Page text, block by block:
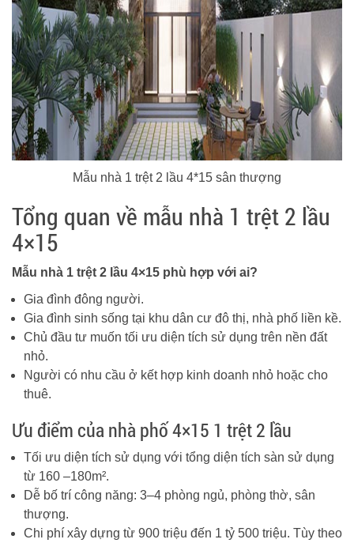
Mẫu nhà 1 trệt 2 lầu 4*15 sân thượng
Tổng quan về mẫu nhà 1 trệt 2 lầu
4×15
Mẫu nhà 1 trệt 2 lầu 4×15 phù hợp với ai?
Gia đình đông người.
Gia đình sinh sống tại khu dân cư đô thị, nhà phố liền kề.
Chủ đầu tư muốn tối ưu diện tích sử dụng trên nền đất
nhỏ.
Người có nhu cầu ở kết hợp kinh doanh nhỏ hoặc cho
thuê.
Ưu điểm của nhà phố 4×15 1 trệt 2 lầu
Tối ưu diện tích sử dụng với tổng diện tích sàn sử dụng
từ 160 –180m².
Dễ bố trí công năng: 3–4 phòng ngủ, phòng thờ, sân
thượng.
Chi phí xây dựng từ 900 triệu đến 1 tỷ 500 triệu. Tùy theo